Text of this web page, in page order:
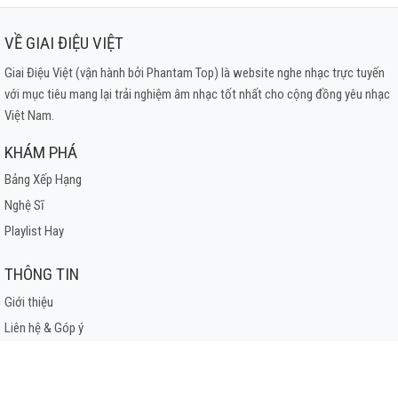
VỀ GIAI ĐIỆU VIỆT
Giai Điệu Việt (vận hành bởi Phantam Top) là website nghe nhạc trực tuyến
với mục tiêu mang lại trải nghiệm âm nhạc tốt nhất cho cộng đồng yêu nhạc
Việt Nam.
KHÁM PHÁ
Bảng Xếp Hạng
Nghệ Sĩ
Playlist Hay
THÔNG TIN
Giới thiệu
Liên hệ & Góp ý